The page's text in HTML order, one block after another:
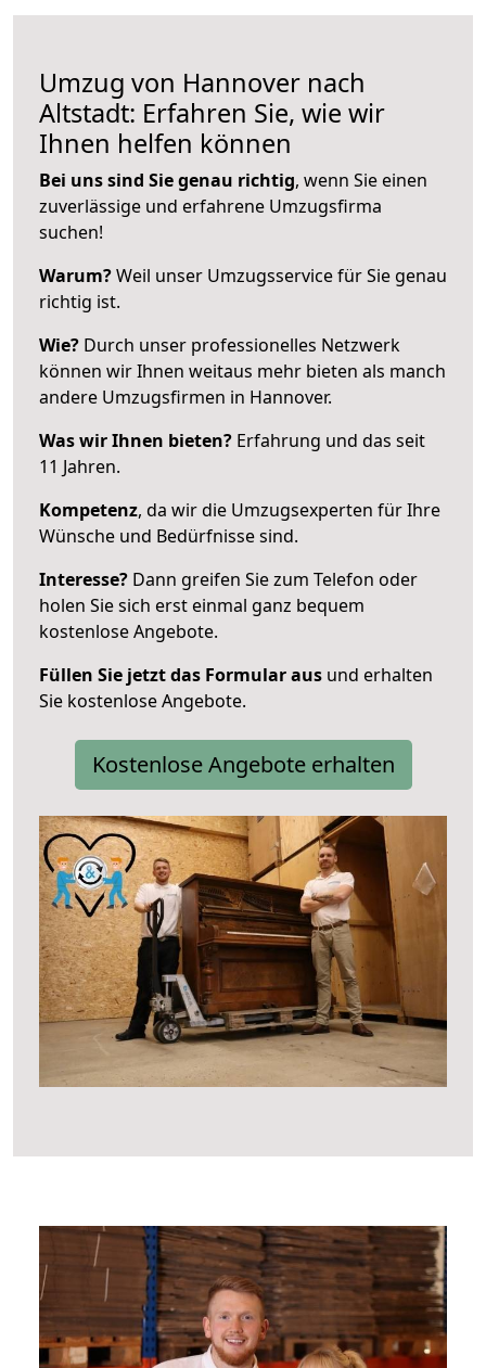
Umzug von Hannover nach
Altstadt: Erfahren Sie, wie wir
Ihnen helfen können
Bei uns sind Sie genau richtig, wenn Sie einen
zuverlässige und erfahrene Umzugsfirma
suchen!
Warum?Weil unser Umzugsservice für Sie genau
richtig ist.
Wie? Durch unser professionelles Netzwerk
können wir Ihnen weitaus mehr bieten als manch
andere Umzugsfirmen in Hannover.
Was wir Ihnen bieten? Erfahrung und das seit
11 Jahren.
Kompetenz, da wir die Umzugsexperten für Ihre
Wünsche und Bedürfnisse sind.
Interesse? Dann greifen Sie zum Telefon oder
holen Sie sich erst einmal ganz bequem
kostenlose Angebote.
Füllen Sie jetzt das Formular aus und erhalten
Sie kostenlose Angebote.
Kostenlose Angebote erhalten